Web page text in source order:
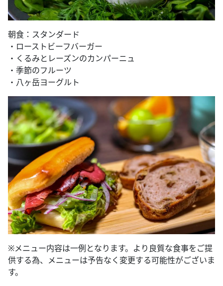
朝食：スタンダード​
・ローストビーフバーガー
・くるみとレーズンのカンパーニュ
・季節のフルーツ
・八ヶ岳ヨーグルト
※メニュー内容は一例となります。より良質な食事をご提
供する為、メニューは予告なく変更する可能性がございま
す。